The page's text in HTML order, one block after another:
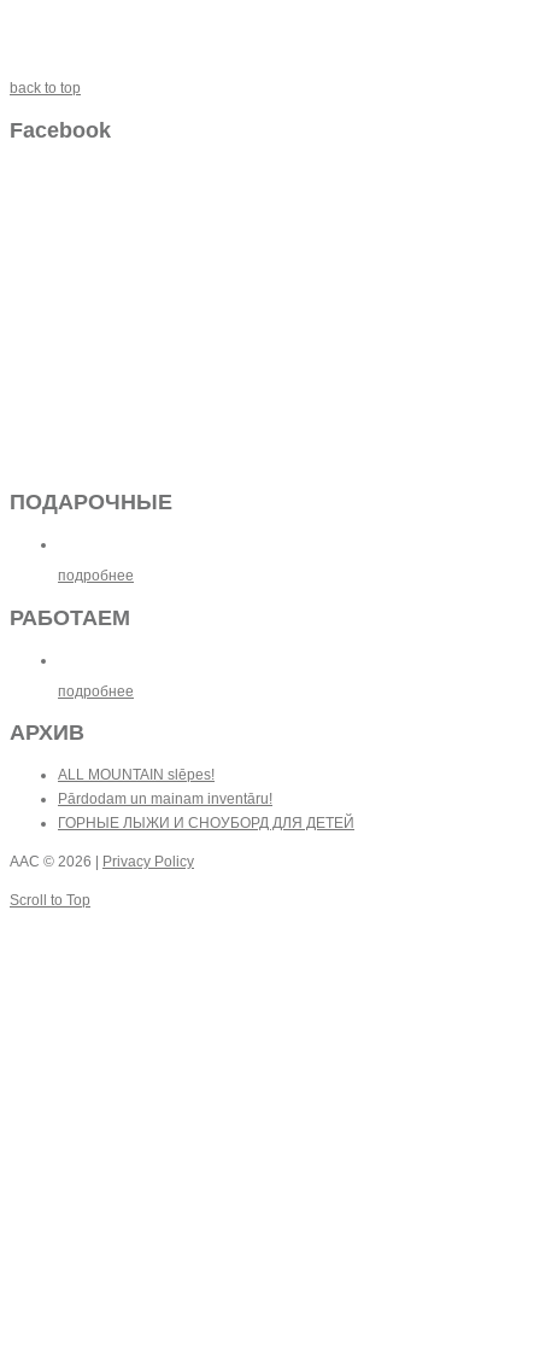
back to top
Facebook
ПОДАРОЧНЫЕ
подробнее
РАБОТАЕМ
подробнее
АРХИВ
ALL MOUNTAIN slēpes!
Pārdodam un mainam inventāru!
ГОРНЫЕ ЛЫЖИ И СНОУБОРД ДЛЯ ДЕТЕЙ
AAC © 2026 | Privacy Policy
Scroll to Top